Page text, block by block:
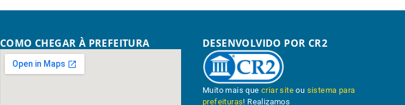
COMO CHEGAR À PREFEITURA DESENVOLVIDO POR CR2
Muito mais quecriar site ou sistema para
prefeituras! Realizamos